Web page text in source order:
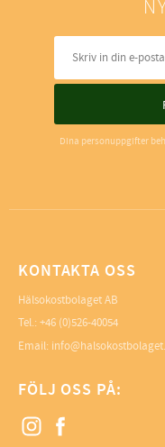
Dina personuppgifter
KONTAKTA OSS
Hälsokostbolaget AB
Tel.: +46 (0)526-40054
Email:
FÖLJ OSS PÅ: